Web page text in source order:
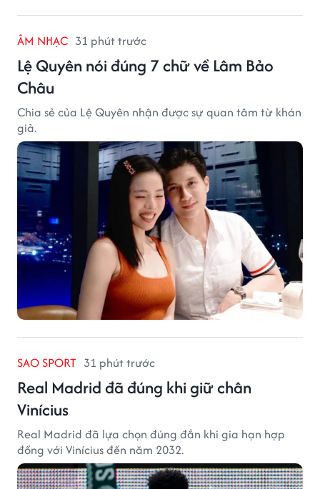
ÂM NHẠC 31 phút trước
Lệ Quyên nói đúng 7 chữ về Lâm Bảo
Châu
Chia sẻ của Lệ Quyên nhận được sự quan tâm từ khán
giả.
SAO SPORT 31 phút trước
Real Madrid đã đúng khi giữ chân
Vinícius
Real Madrid đã lựa chọn đúng đắn khi gia hạn hợp
đồng với Vinícius đến năm 2032.